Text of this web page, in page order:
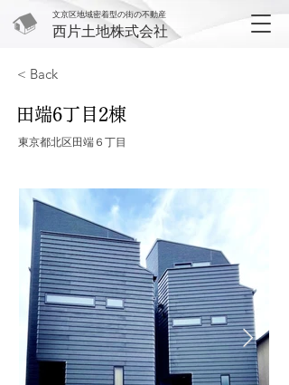
文京区地域密着型の街の不動産
西片土地株式会社
< Back
田端6丁目2棟
東京都北区田端６丁目